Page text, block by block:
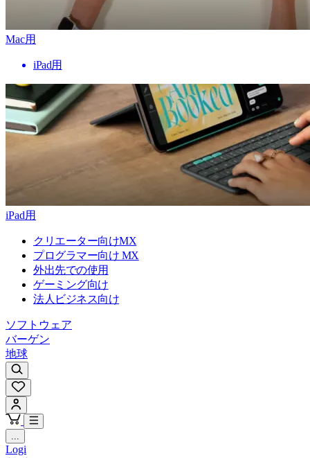
Mac用
iPad用
iPad用
クリエーター向けMX
プログラマー向け MX
外出先での使用
ゲーミング向け
法人ビジネス向け
ソフトウェア
バーゲン
地球
...
Logi